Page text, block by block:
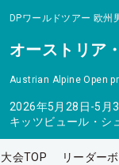
DPワールドツアー 欧州
オーストリア
Austrian Alpine Open
2026年5月28日-5月
キッツビュール・シ
大会TOP リーダー